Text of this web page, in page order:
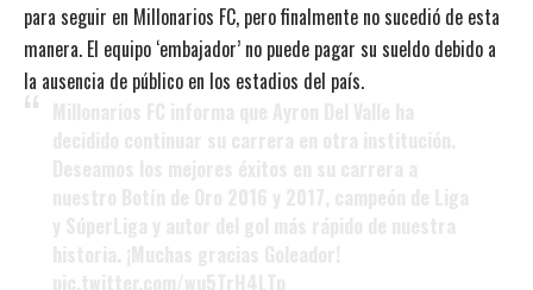
para seguir en Millonarios FC, pero finalmente no sucedió de esta
manera. El equipo ‘embajador’ no puede pagar su sueldo debido a
la ausencia de público en los estadios del país.